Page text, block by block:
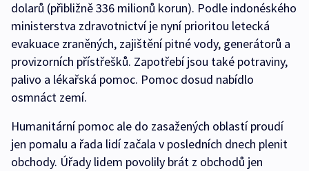
dolarů (přibližně 336 milionů korun). Podle indonéského
ministerstva zdravotnictví je nyní prioritou letecká
evakuace zraněných, zajištění pitné vody, generátorů a
provizorních přístřešků. Zapotřebí jsou také potraviny,
palivo a lékařská pomoc. Pomoc dosud nabídlo
osmnáct zemí.
Humanitární pomoc ale do zasažených oblastí proudí
jen pomalu a řada lidí začala v posledních dnech plenit
obchody. Úřady lidem povolily brát z obchodů jen